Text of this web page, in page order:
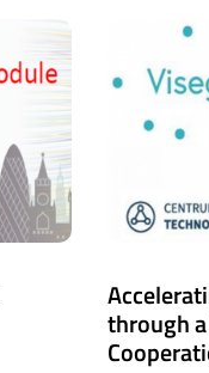
through